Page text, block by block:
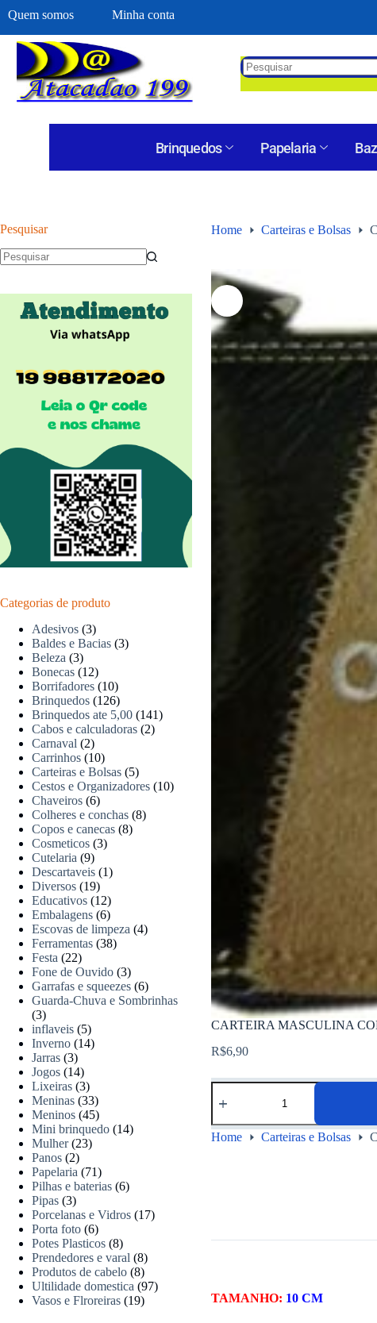
Quem somos Minha conta
Brinquedos Papelaria
Home Carteiras e Bolsas
CARTEIRA MASCULINA
R$6,90
Home Carteiras e Bolsas
TAMANHO: 10 CM
Pesquisar
Categorias de produto
Adesivos (3)
Baldes e Bacias (3)
Beleza (3)
Bonecas (12)
Borrifadores (10)
Brinquedos (126)
Brinquedos ate 5,00 (141)
Cabos e calculadoras (2)
Carnaval (2)
Carrinhos (10)
Carteiras e Bolsas (5)
Cestos e Organizadores (10)
Chaveiros (6)
Colheres e conchas (8)
Copos e canecas (8)
Cosmeticos (3)
Cutelaria (9)
Descartaveis (1)
Diversos (19)
Educativos (12)
Embalagens (6)
Escovas de limpeza (4)
Ferramentas (38)
Festa (22)
Fone de Ouvido (3)
Garrafas e squeezes (6)
Guarda-Chuva e Sombrinhas
(3)
inflaveis (5)
Inverno (14)
Jarras (3)
Jogos (14)
Lixeiras (3)
Meninas (33)
Meninos (45)
Mini brinquedo (14)
Mulher (23)
Panos (2)
Papelaria (71)
Pilhas e baterias (6)
Pipas (3)
Porcelanas e Vidros (17)
Porta foto (6)
Potes Plasticos (8)
Prendedores e varal (8)
Produtos de cabelo (8)
Ultilidade domestica (97)
Vasos e Flroreiras (19)